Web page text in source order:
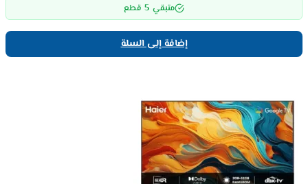
متبقي 5 قطع
إضافة إلى السلة